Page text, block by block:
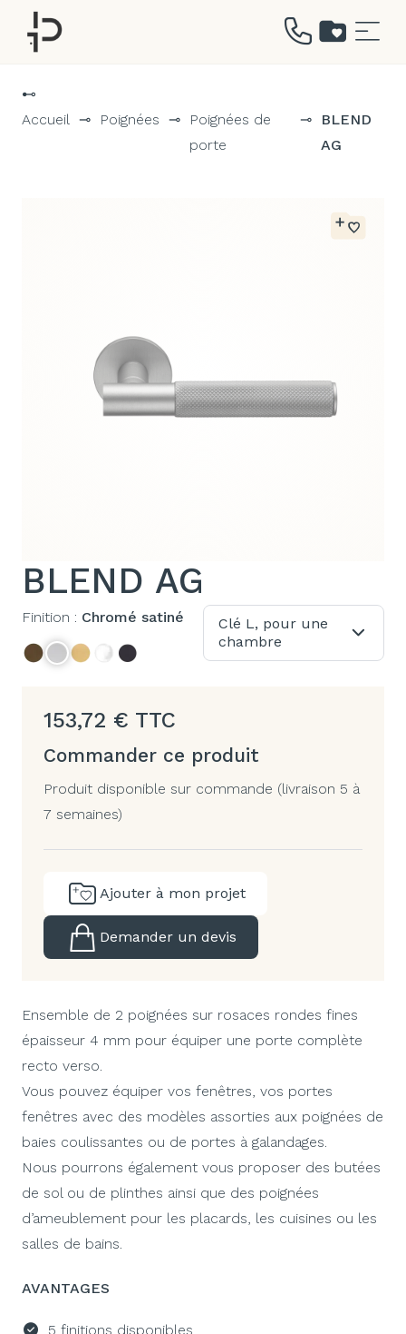
⊷
Accueil ⊸ Poignées ⊸
Poignées de
porte
⊸
BLEND
AG
BLEND AG
Finition : Chromé satiné
Clé L, pour une
chambre
153,72 € TTC
Commander ce produit
Produit disponible sur commande (livraison 5 à
7 semaines)
Ajouter à mon projet
Demander un devis
Ensemble de 2 poignées sur rosaces rondes fines
épaisseur 4 mm pour équiper une porte complète
recto verso.
Vous pouvez équiper vos fenêtres, vos portes
fenêtres avec des modèles assorties aux poignées de
baies coulissantes ou de portes à galandages.
Nous pourrons également vous proposer des butées
de sol ou de plinthes ainsi que des poignées
d’ameublement pour les placards, les cuisines ou les
salles de bains.
AVANTAGES
5 finitions disponibles